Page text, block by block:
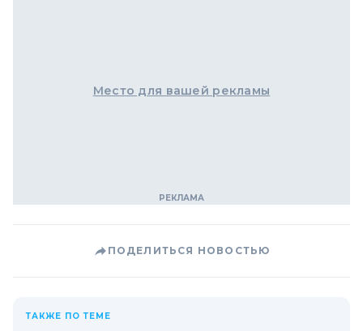
Место для вашей рекламы
ПОДЕЛИТЬСЯ НОВОСТЬЮ
ТАКЖЕ ПО ТЕМЕ